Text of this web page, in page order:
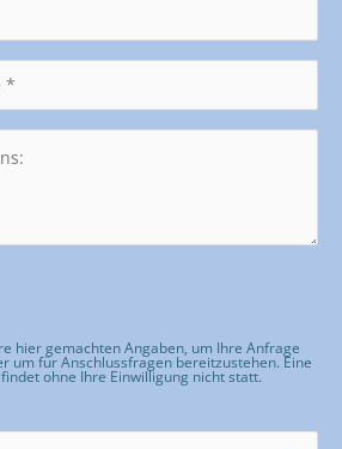
hier gemachten Angaben, um Ihre Anfrage
um für Anschlussfragen bereitzustehen. Eine
ohne Ihre Einwilligung nicht statt.
leer.